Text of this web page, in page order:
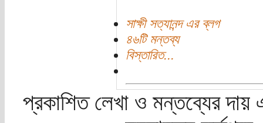
সাক্ষী সত্যানন্দ এর ব্লগ
৪৬টি মন্তব্য
বিস্তারিত...
প্রকাশিত লেখা ও মন্তব্যের দায়